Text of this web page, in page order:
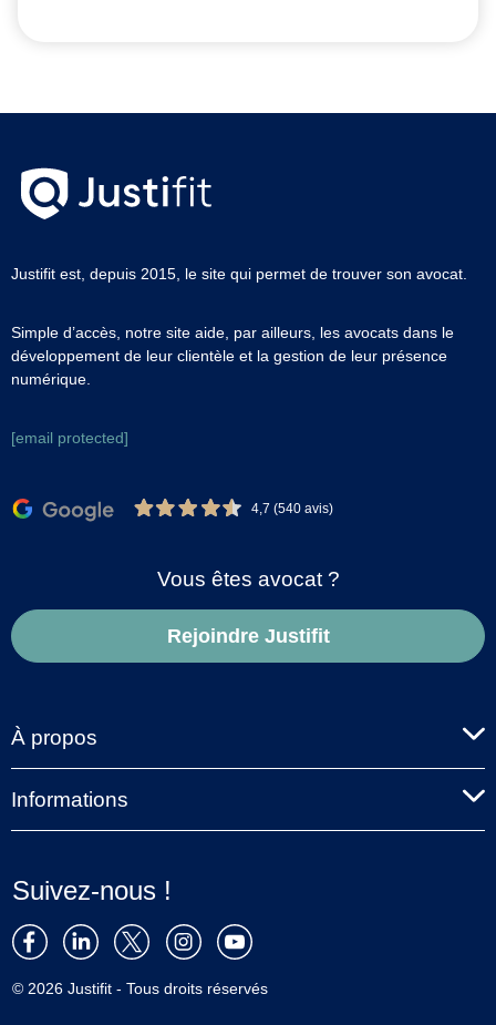
Justifit est, depuis 2015, le site qui permet de trouver son avocat.
Simple d’accès, notre site aide, par ailleurs, les avocats dans le
développement de leur clientèle et la gestion de leur présence
numérique.
[email protected]
4,7 (540 avis)
Vous êtes avocat ?
Rejoindre Justifit
À propos
Informations
Suivez-nous !
© 2026 Justifit - Tous droits réservés